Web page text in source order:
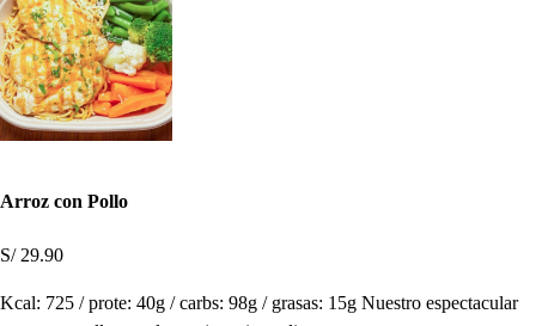
Arroz con Pollo
S/ 29.90
Kcal: 725 / prote: 40g / carbs: 98g / grasas: 15g Nuestro espectacular